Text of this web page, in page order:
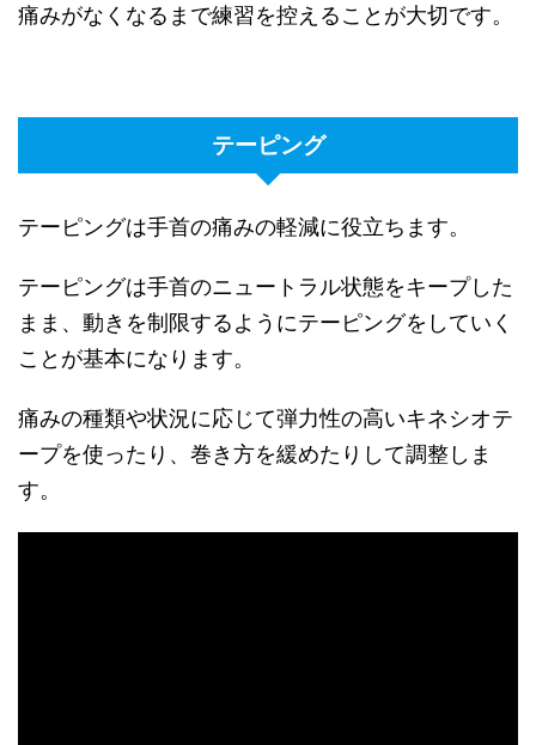
痛みがなくなるまで練習を控えることが大切です。
テーピング
テーピングは手首の痛みの軽減に役立ちます。
テーピングは手首のニュートラル状態をキープした
まま、動きを制限するようにテーピングをしていく
ことが基本になります。
痛みの種類や状況に応じて弾力性の高いキネシオテ
ープを使ったり、巻き方を緩めたりして調整しま
す。